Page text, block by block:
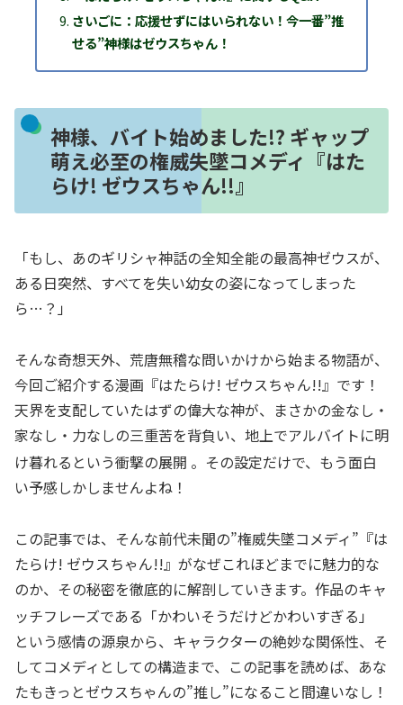
さいごに：応援せずにはいられない！今一番”推
せる”神様はゼウスちゃん！
神様、バイト始めました!? ギャップ
萌え必至の権威失墜コメディ『はた
らけ! ゼウスちゃん!!』
「もし、あのギリシャ神話の全知全能の最高神ゼウスが、
ある日突然、すべてを失い幼女の姿になってしまった
ら…？」
そんな奇想天外、荒唐無稽な問いかけから始まる物語が、
今回ご紹介する漫画『はたらけ! ゼウスちゃん!!』です！
天界を支配していたはずの偉大な神が、まさかの金なし・
家なし・力なしの三重苦を背負い、地上でアルバイトに明
け暮れるという衝撃の展開 。その設定だけで、もう面白
い予感しかしませんよね！
この記事では、そんな前代未聞の”権威失墜コメディ”『は
たらけ! ゼウスちゃん!!』がなぜこれほどまでに魅力的な
のか、その秘密を徹底的に解剖していきます。作品のキャ
ッチフレーズである「かわいそうだけどかわいすぎる」
という感情の源泉から、キャラクターの絶妙な関係性、そ
してコメディとしての構造まで、この記事を読めば、あな
たもきっとゼウスちゃんの”推し”になること間違いなし！